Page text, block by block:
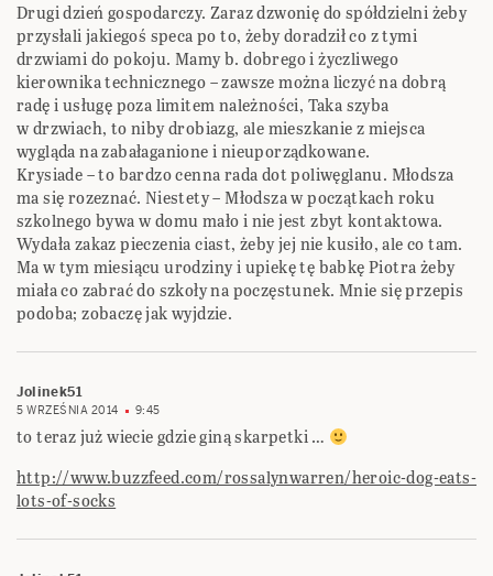
Drugi dzień gospodarczy. Zaraz dzwonię do spółdzielni żeby
przysłali jakiegoś speca po to, żeby doradził co z tymi
drzwiami do pokoju. Mamy b. dobrego i życzliwego
kierownika technicznego – zawsze można liczyć na dobrą
radę i usługę poza limitem należności, Taka szyba
w drzwiach, to niby drobiazg, ale mieszkanie z miejsca
wygląda na zabałaganione i nieuporządkowane.
Krysiade – to bardzo cenna rada dot poliwęglanu. Młodsza
ma się rozeznać. Niestety – Młodsza w początkach roku
szkolnego bywa w domu mało i nie jest zbyt kontaktowa.
Wydała zakaz pieczenia ciast, żeby jej nie kusiło, ale co tam.
Ma w tym miesiącu urodziny i upiekę tę babkę Piotra żeby
miała co zabrać do szkoły na poczęstunek. Mnie się przepis
podoba; zobaczę jak wyjdzie.
Jolinek51
5 WRZEŚNIA 2014 9:45
to teraz już wiecie gdzie giną skarpetki …
http://www.buzzfeed.com/rossalynwarren/heroic-dog-eats-
lots-of-socks